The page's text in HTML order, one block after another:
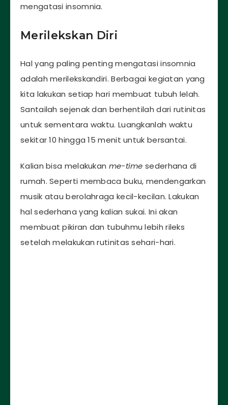
mengatasi insomnia.
Merilekskan Diri
Hal yang paling penting mengatasi insomnia
adalah merilekskandiri. Berbagai kegiatan yang
kita lakukan setiap hari membuat tubuh lelah.
Santailah sejenak dan berhentilah dari rutinitas
untuk sementara waktu. Luangkanlah waktu
sekitar 10 hingga 15 menit untuk bersantai.
Kalian bisa melakukan me-timesederhana di
rumah. Seperti membaca buku, mendengarkan
musik atau berolahraga kecil-kecilan. Lakukan
hal sederhana yang kalian sukai. Ini akan
membuat pikiran dan tubuhmu lebih rileks
setelah melakukan rutinitas sehari-hari.